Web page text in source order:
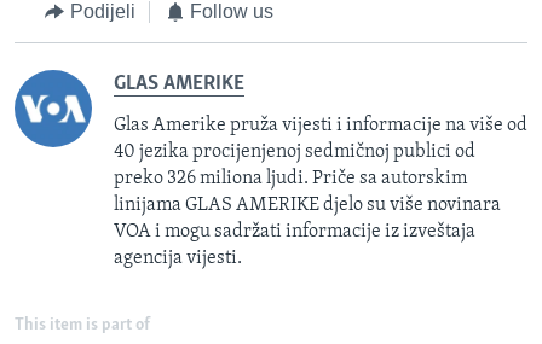
Podijeli Follow us
GLAS AMERIKE
Glas Amerike pruža vijesti i informacije na više od
40 jezika procijenjenoj sedmičnoj publici od
preko 326 miliona ljudi. Priče sa autorskim
linijama GLAS AMERIKE djelo su više novinara
VOA i mogu sadržati informacije iz izveštaja
agencija vijesti.
This item is part of